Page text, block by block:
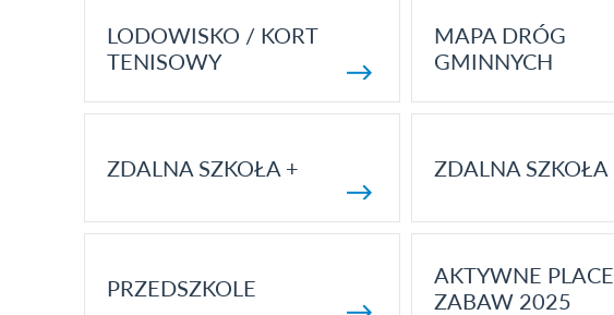
LODOWISKO / KORT
TENISOWY
MAPA DRÓG
GMINNYCH
ZDALNA SZKOŁA + ZDALNA SZKOŁA
PRZEDSZKOLE
AKTYWNE PLACE
ZABAW 2025